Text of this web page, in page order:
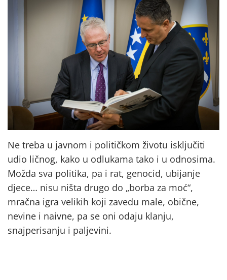
Ne treba u javnom i političkom životu isključiti
udio ličnog, kako u odlukama tako i u odnosima.
Možda sva politika, pa i rat, genocid, ubijanje
djece… nisu ništa drugo do „borba za moć“,
mračna igra velikih koji zavedu male, obične,
nevine i naivne, pa se oni odaju klanju,
snajperisanju i paljevini.